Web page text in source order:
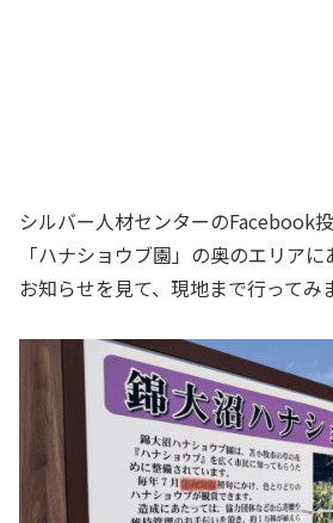
シルバー人材センターのFacebook
「ハナショウブ園」の奥のエリア
お知らせを見て、現地まで行ってみ